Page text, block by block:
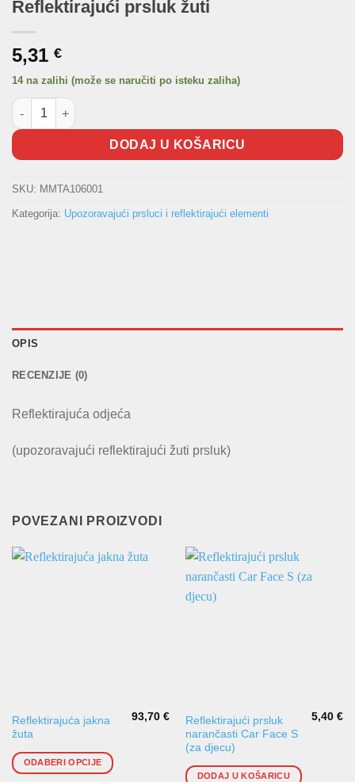
Reflektirajući prsluk žuti
5,31 €
14 na zalihi (može se naručiti po isteku zaliha)
Reflektirajući prsluk žuti količina
DODAJ U KOŠARICU
SKU: MMTA106001
Kategorija: Upozoravajući prsluci i reflektirajući elementi
OPIS
RECENZIJE (0)
Reflektirajuća odjeća
(upozoravajući reflektirajući žuti prsluk)
POVEZANI PROIZVODI
Reflektirajuća jakna
žuta
93,70€
ODABERI OPCIJE
Ovaj
proizvod
ima
više
Reflektirajući prsluk
narančasti Car Face S
(za djecu)
5,40€
DODAJ U KOŠARICU